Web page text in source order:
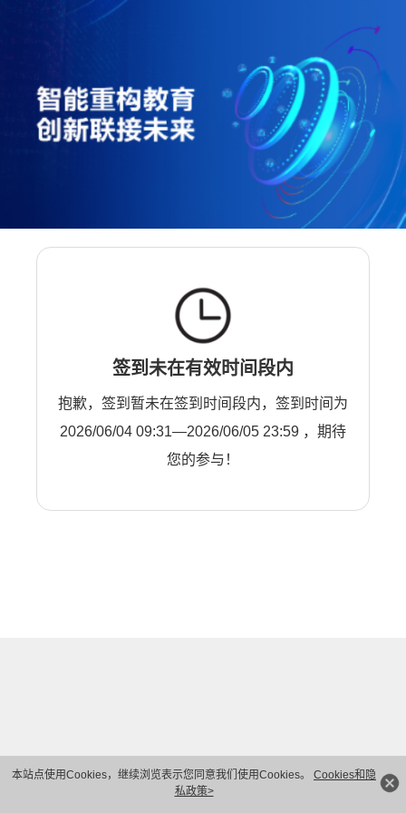
本站点使用Cookies，继续浏览表示您同意我们使用Cookies。 Cookies和隐
私政策>
签到未在有效时间段内
抱歉，签到暂未在签到时间段内，签到时间为
2026/06/04 09:31—2026/06/05 23:59 ，期待
您的参与！